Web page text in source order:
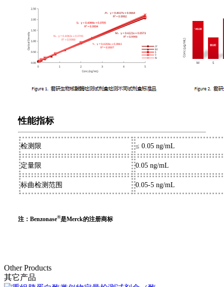
性能指标
检测限 ≤ 0.05 ng/mL
定量限 0.05 ng/mL
标曲检测范围 0.05-5 ng/mL
注：Benzonase®是Merck的注册商标
Other Products
其它产品